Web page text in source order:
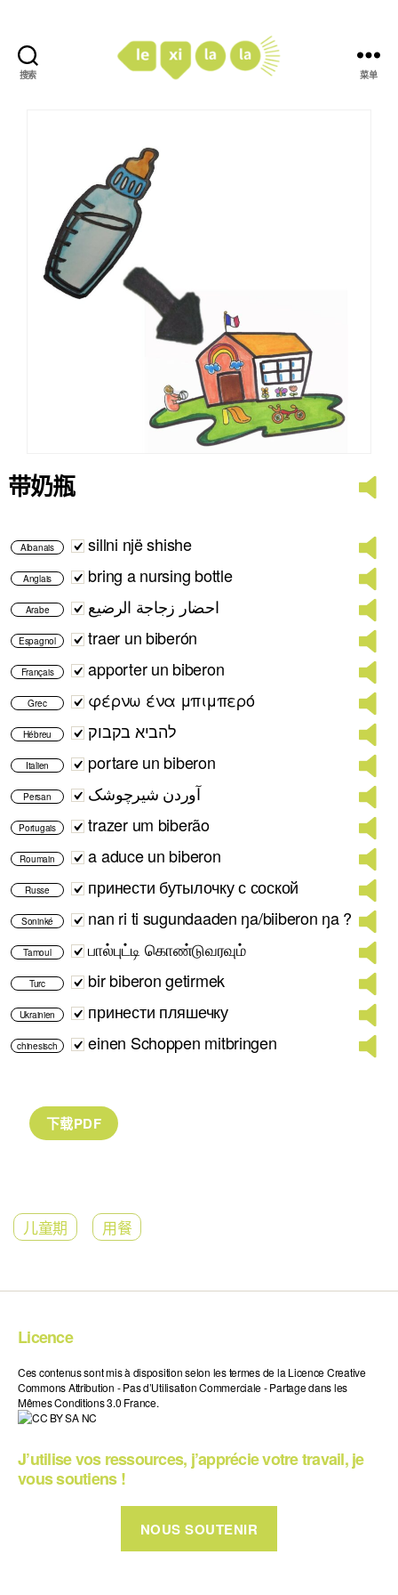
搜索 菜单
带奶瓶
Albanais sillni një shishe
Anglais bring a nursing bottle
Arabe احضار زجاجة الرضيع
Espagnol traer un biberón
Français apporter un biberon
Grec φέρνω ένα μπιμπερό
Hébreu להביא בקבוק
Italien portare un biberon
Persan آوردن شیرچوشک
Portugais trazer um biberão
Roumain a aduce un biberon
Russe принести бутылочку с соской
Soninké nan ri ti sugundaaden ŋa/biiberon ŋa ?
Tamoul பால்புட்டி கொண்டுவரவும்
Turc bir biberon getirmek
Ukrainien принести пляшечку
chinesisch einen Schoppen mitbringen
儿童期 用餐
Licence
Ces contenus sont mis à disposition selon les termes de la Licence Creative
Commons Attribution - Pas d’Utilisation Commerciale - Partage dans les
Mêmes Conditions 3.0 France.
J’utilise vos ressources, j’apprécie votre travail, je
vous soutiens !
NOUS SOUTENIR